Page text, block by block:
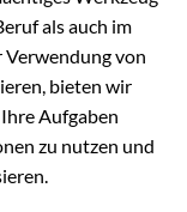
als auch im
Verwendung von
bieten wir
Aufgaben
zu nutzen und